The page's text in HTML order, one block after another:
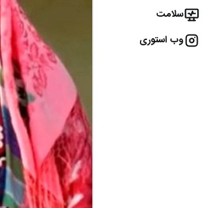
سلامت
وب استوری